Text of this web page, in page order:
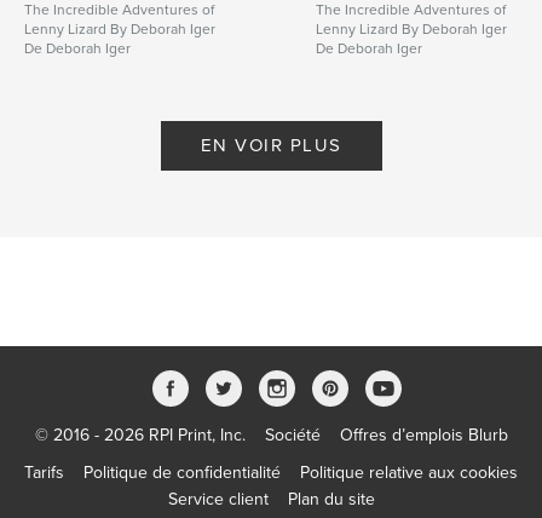
The Incredible Adventures of
Lenny Lizard By Deborah Iger
De Deborah Iger
The Incredible Adventures of
Lenny Lizard By Deborah Iger
De Deborah Iger
EN VOIR PLUS
© 2016 - 2026 RPI Print, Inc. Société
Offres d’emplois Blurb
Tarifs
Politique de confidentialité
Politique relative aux cookies
Service client
Plan du site